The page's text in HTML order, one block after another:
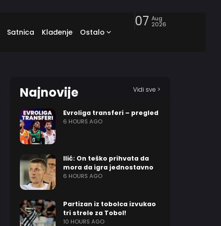
Satnica Klađenje Ostalo
07 Aug
2026
Najnovije Vidi sve >
Evroliga transferi – pregled
6 HOURS AGO
Ilić: On teško prihvata da
mora da igra jednostavno
6 HOURS AGO
Partizan iz tobolca izvukao
tri strele za Tobol!
10 HOURS AGO